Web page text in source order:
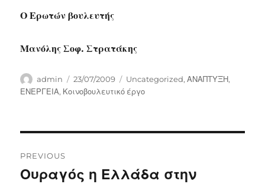
Ο Ερωτών βουλευτής
Μανόλης Σοφ. Στρατάκης
Author
admin
Posted
on
23/07/2009 Categories
Uncategorized,ΑΝΑΠΤΥΞΗ,
ΕΝΕΡΓΕΙΑ, Κοινοβουλευτικό έργο
navigation
PREVIOUS
Previous
Ουραγός η Ελλάδα στην